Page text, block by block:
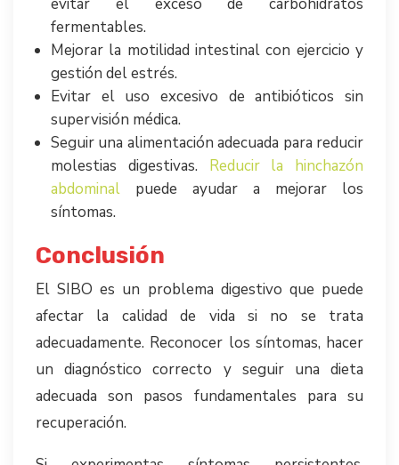
evitar el exceso de carbohidratos
fermentables.
Mejorar la motilidad intestinal con ejercicio y
gestión del estrés.
Evitar el uso excesivo de antibióticos sin
supervisión médica.
Seguir una alimentación adecuada para reducir
molestias digestivas. Reducir la hinchazón
abdominal puede ayudar a mejorar los
síntomas.
Conclusión
El SIBO es un problema digestivo que puede
afectar la calidad de vida si no se trata
adecuadamente. Reconocer los síntomas, hacer
un diagnóstico correcto y seguir una dieta
adecuada son pasos fundamentales para su
recuperación.